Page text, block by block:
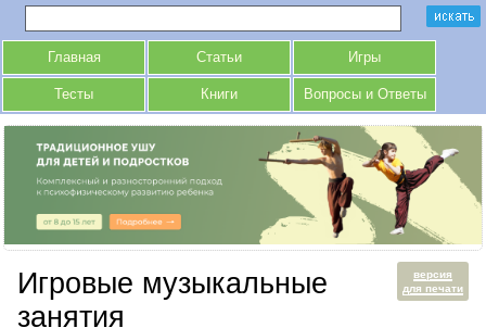
Главная Статьи Игры
Тесты Книги Вопросы и Ответы
версия
для печати
Игровые музыкальные
занятия